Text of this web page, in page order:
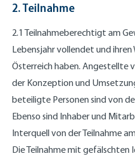
2. Teilnahme
2.1 Teilnahmeberechtigt am
Lebensjahr vollendet und
Österreich haben. Angestellte
der Konzeption und
beteiligte Personen sind von
Ebenso sind Inhaber und
Interquell von der Teilnahme
Die Teilnahme mit